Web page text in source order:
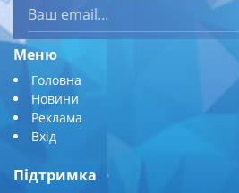
Меню
Головна
Новини
Реклама
Вхід
Підтримка